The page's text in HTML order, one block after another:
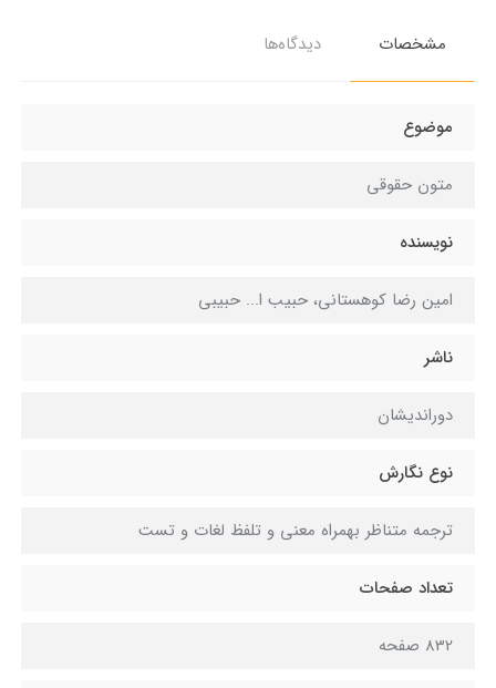
مشخصات دیدگاه‌ها
موضوع
متون حقوقی
نویسنده
امین رضا کوهستانی، حبیب ا... حبیبی
ناشر
دوراندیشان
نوع نگارش
ترجمه متناظر بهمراه معنی و تلفظ لغات و تست
تعداد صفحات
832 صفحه